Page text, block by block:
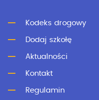
Kodeks drogowy
Dodaj szkołę
Aktualności
Kontakt
Regulamin